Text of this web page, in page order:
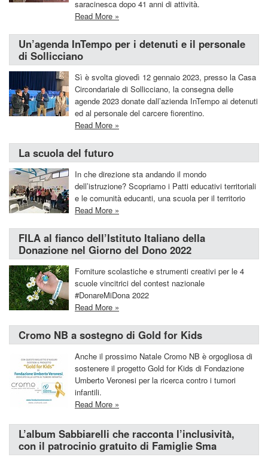
saracinesca dopo 41 anni di attività.
Read More »
Un’agenda InTempo per i detenuti e il personale
di Sollicciano
Sì è svolta giovedì 12 gennaio 2023, presso la Casa
Circondariale di Sollicciano, la consegna delle
agende 2023 donate dall’azienda InTempo ai detenuti
ed al personale del carcere fiorentino.
Read More »
La scuola del futuro
In che direzione sta andando il mondo
dell’istruzione? Scopriamo i Patti educativi territoriali
e le comunità educanti, una scuola per il territorio
Read More »
FILA al fianco dell’Istituto Italiano della
Donazione nel Giorno del Dono 2022
Forniture scolastiche e strumenti creativi per le 4
scuole vincitrici del contest nazionale
#DonareMiDona 2022
Read More »
Cromo NB a sostegno di Gold for Kids
Anche il prossimo Natale Cromo NB è orgogliosa di
sostenere il progetto Gold for Kids di Fondazione
Umberto Veronesi per la ricerca contro i tumori
infantili.
Read More »
L’album Sabbiarelli che racconta l’inclusività,
con il patrocinio gratuito di Famiglie Sma